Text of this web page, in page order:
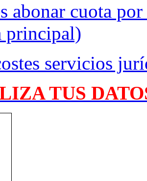
abonar cuota
principal)
servicios
TUS